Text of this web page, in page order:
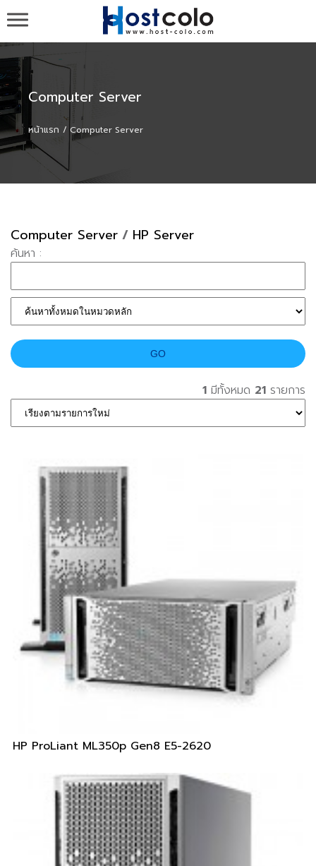
รับวาง Server ,รับวาง Colo , ขาย Server ,colocation
co-location ที่ cat-idc กสท , Web Hosting Domain เว็บ
โฮสติ้ง จดโดเมน - HOST-COLO.com
Computer Server
หน้าแรก Computer Server
Computer Server / HP Server
ค้นหา :
1 มีทั้งหมด 21 รายการ
HP ProLiant ML350p Gen8 E5-2620